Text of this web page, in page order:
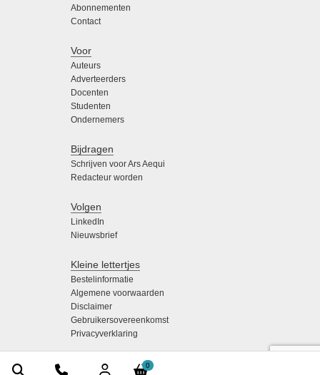
0
Abonnementen
Contact
Voor
Auteurs
Adverteerders
Docenten
Studenten
Ondernemers
Bijdragen
Schrijven voor Ars Aequi
Redacteur worden
Volgen
LinkedIn
Nieuwsbrief
Kleine lettertjes
Bestelinformatie
Algemene voorwaarden
Disclaimer
Gebruikersovereenkomst
Privacyverklaring